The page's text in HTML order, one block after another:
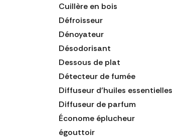
Cuillère en bois
Défroisseur
Dénoyateur
Désodorisant
Dessous de plat
Détecteur de fumée
Diffuseur d'huiles essentielles
Diffuseur de parfum
Économe éplucheur
égouttoir